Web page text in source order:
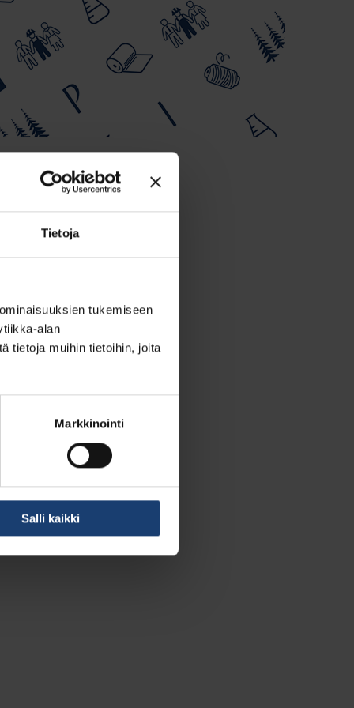
Tietoja
tukemiseen
alan
tietoja muihin tietoihin, joita
Markkinointi
Salli kaikki